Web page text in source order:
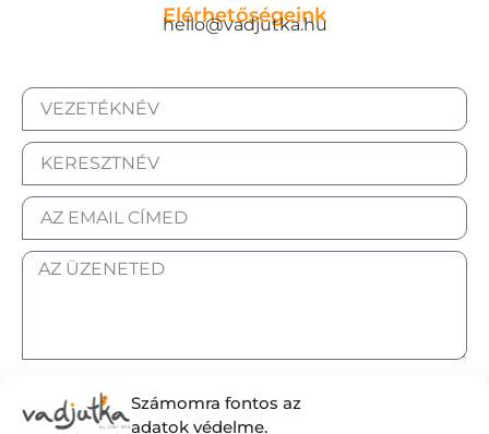
Számomra fontos az
adatok védelme.
Elérhetőségeink
hello@vadjutka.hu